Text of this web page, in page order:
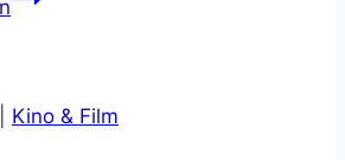
Water
Kino & Film